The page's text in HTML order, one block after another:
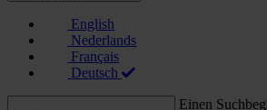
English
Nederlands
Français
Deutsch
Einen